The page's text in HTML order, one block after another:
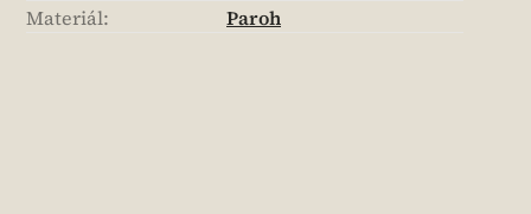
Materiál: Paroh